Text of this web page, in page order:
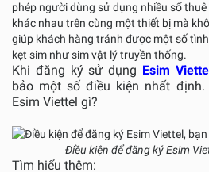
phép người dùng sử dụng nhiều số
khác nhau trên cùng một thiết bị mà
giúp khách hàng tránh được một số
kẹt sim như sim vật lý truyền thống.
Khi đăng ký sử dụng Esim
bảo một số điều kiện nhất
Esim Viettel gì?
Điều kiện để đăng ký Esim
Tìm hiểu thêm: